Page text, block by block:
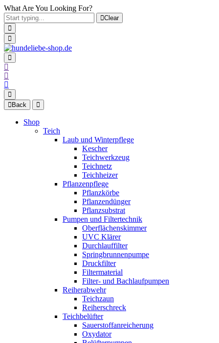
What Are You Looking For?
Clear
Back
Shop
Teich
Laub und Winterpflege
Kescher
Teichwerkzeug
Teichnetz
Teichheizer
Pflanzenpflege
Pflanzkörbe
Pflanzendünger
Pflanzsubstrat
Pumpen und Filtertechnik
Oberflächenskimmer
UVC Klärer
Durchlauffilter
Springbrunnenpumpe
Druckfilter
Filtermaterial
Filter- und Bachlaufpumpen
Reiherabwehr
Teichzaun
Reiherschreck
Teichbelüfter
Sauerstoffanreicherung
Oxydator